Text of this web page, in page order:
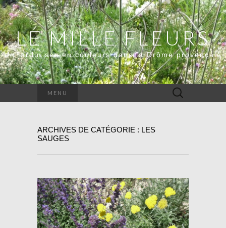
LE MILLE FLEURS
Un jardin sec en couleurs dans la Drôme provençale
MENU Rechercher :
ARCHIVES DE CATÉGORIE : LES
SAUGES